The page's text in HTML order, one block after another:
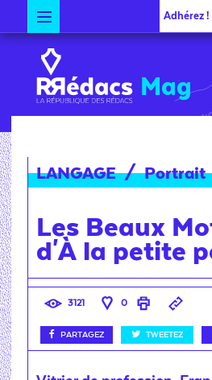
Adhérez !
Mag
LANGAGE / Portrait
Les Beaux
d'À la petite
3121 0
PARTAGEZ TWEETEZ